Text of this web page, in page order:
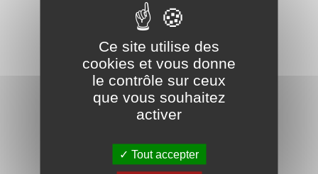
DIMAVERY Tl-401 guitare électrique,
sunburst
Ce site utilise des
cookies et vous donne
le contrôle sur ceux
que vous souhaitez
activer
Tout accepter